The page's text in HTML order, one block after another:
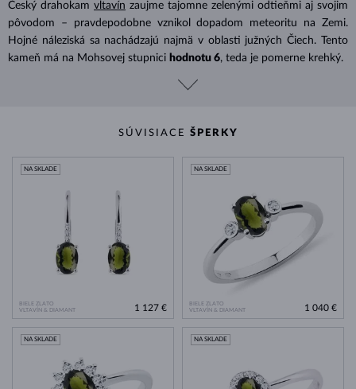
Český drahokam vltavín zaujme tajomne zelenými odtieňmi aj svojim
pôvodom – pravdepodobne vznikol dopadom meteoritu na Zemi.
Hojné náleziská sa nachádzajú najmä v oblasti južných Čiech. Tento
kameň má na Mohsovej stupnici hodnotu 6, teda je pomerne krehký.
SÚVISIACE ŠPERKY
BIELE ZLATO
VLTAVÍN & DIAMANT
NA SKLADE
1 127 €
BIELE ZLATO
VLTAVÍN & DIAMANT
NA SKLADE
1 040 €
NA SKLADE NA SKLADE